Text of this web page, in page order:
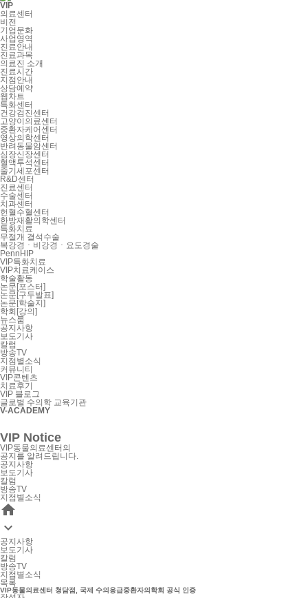
VIP
의료센터
비전
기업문화
사업영역
진료안내
진료과목
의료진 소개
진료시간
지점안내
상담예약
웹차트
특화센터
건강검진센터
고양이의료센터
중환자케어센터
영상의학센터
반려동물암센터
심장신장센터
혈액투석센터
줄기세포센터
R&D센터
진료센터
수술센터
치과센터
헌혈수혈센터
한방재활의학센터
특화치료
무절개 결석수술
복강경ㆍ비강경ㆍ요도경술
PennHIP
VIP특화치료
VIP치료케이스
학술활동
논문[포스터]
논문[구두발표]
논문[학술지]
학회[강의]
뉴스룸
공지사항
보도기사
칼럼
방송TV
지점별소식
커뮤니티
VIP콘텐츠
치료후기
VIP 블로그
글로벌 수의학 교육기관
V-ACADEMY
VIP Notice
VIP동물의료센터의
공지를 알려드립니다.
공지사항
보도기사
칼럼
방송TV
지점별소식


공지사항
보도기사
칼럼
방송TV
지점별소식
목록
VIP동물의료센터 청담점, 국제 수의응급중환자의학회 공식 인증